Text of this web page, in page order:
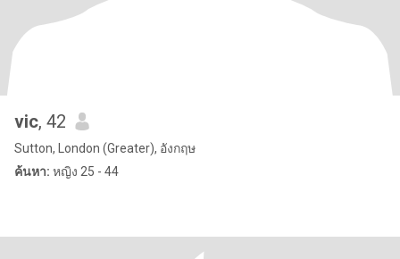
vic, 42
Sutton, London (Greater), อังกฤษ
ค้นหา: หญิง 25 - 44